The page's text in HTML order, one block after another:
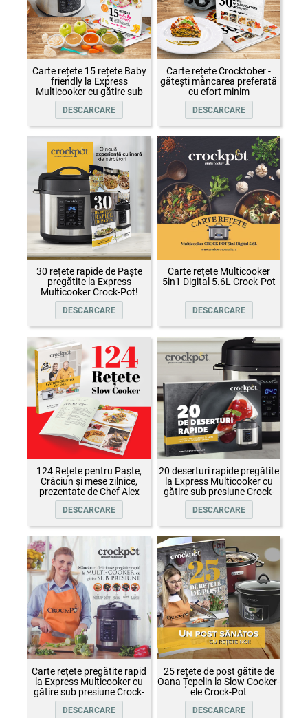
Carte rețete 15 rețete Baby
friendly la Express
Multicooker cu gătire sub
presiune Crock-Pot
DESCARCARE
Carte rețete Crocktober -
gătești mâncarea preferată
cu efort minim
DESCARCARE
30 rețete rapide de Paște
pregătite la Express
Multicooker Crock-Pot!
DESCARCARE
Carte rețete Multicooker
5in1 Digital 5.6L Crock-Pot
DESCARCARE
124 Rețete pentru Paște,
Crăciun și mese zilnice,
prezentate de Chef Alex
Cîrțu și invitații săi
DESCARCARE
20 deserturi rapide pregătite
la Express Multicooker cu
gătire sub presiune Crock-
Pot
DESCARCARE
Carte rețete pregătite rapid
la Express Multicooker cu
gătire sub presiune Crock-
Pot
DESCARCARE
25 rețete de post gătite de
Oana Țepelin la Slow Cooker-
ele Crock-Pot
DESCARCARE